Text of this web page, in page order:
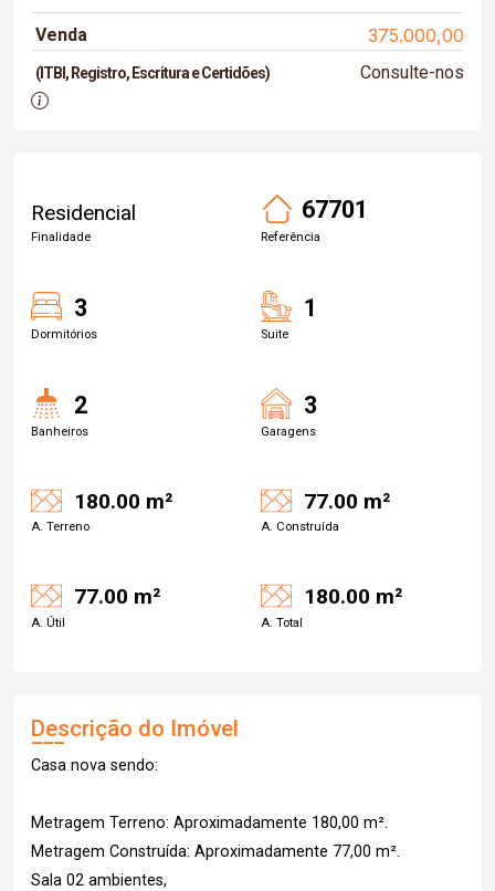
Venda 375.000,00
(ITBI, Registro, Escritura e Certidões) Consulte-nos
Residencial
Finalidade
67701
Referência
3
Dormitórios
1
Suite
2
Banheiros
3
Garagens
180.00 m²
A. Terreno
77.00 m²
A. Construída
77.00 m²
A. Útil
180.00 m²
A. Total
Descrição do Imóvel
Casa nova sendo:
Metragem Terreno: Aproximadamente 180,00 m².
Metragem Construída: Aproximadamente 77,00 m².
Sala 02 ambientes,